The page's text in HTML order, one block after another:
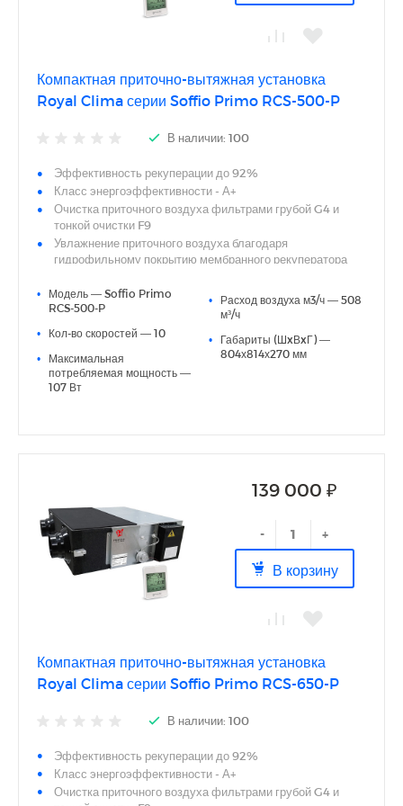
Многоуровневый недельный таймер
Компактная приточно-вытяжная установка
Royal Clima серии Soffio Primo RCS-500-P
В наличии: 100
Эффективность рекуперации до 92%
Класс энергоэффективности - А+
Очистка приточного воздуха фильтрами грубой G4 и
тонкой очистки F9
Увлажнение приточного воздуха благодаря
гидрофильному покрытию мембранного рекуператора
Компактная конструкция с минимальной высотой от 270
мм
Универсальный монтаж - горизонтальный (стандартно
или в перевернутом положении) или вертикальный
Уровень шума - до 37.5 дБ(А)
Энергоэффективные многоскоростные DC-двигатели
Подключение к системе диспетчеризации через протокол
Возможность управления предварительным или
основным электрическим нагревателем
Система управления предусматривает специальные
режимы работы при низких температурах воздуха
Многоуровневый недельный таймер
•
Модель — Soffio Primo
RCS-500-P
•
Кол-во скоростей — 10
•
Максимальная
потребляемая мощность —
107 Вт
•
Расход воздуха м3/ч — 508
м³/ч
•
Габариты (ШxВxГ) —
804х814х270 мм
139 000 ₽
- +
В корзину
Компактная приточно-вытяжная установка
Royal Clima серии Soffio Primo RCS-650-P
В наличии: 100
Эффективность рекуперации до 92%
Класс энергоэффективности - А+
Очистка приточного воздуха фильтрами грубой G4 и